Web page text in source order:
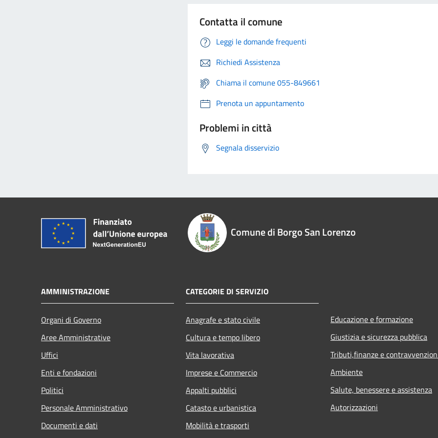
Contatta il comune
Leggi le domande frequenti
Richiedi Assistenza
Chiama il comune 055-849661
Prenota un appuntamento
Problemi in città
Segnala disservizio
Comune di Borgo San Lorenzo
AMMINISTRAZIONE
Organi di Governo
Aree Amministrative
Uffici
Enti e fondazioni
Politici
Personale Amministrativo
Documenti e dati
CATEGORIE DI SERVIZIO
Anagrafe e stato civile
Cultura e tempo libero
Vita lavorativa
Imprese e Commercio
Appalti pubblici
Catasto e urbanistica
Mobilità e trasporti
Educazione e formazione
Giustizia e sicurezza pubblica
Tributi,finanze e
Ambiente
Salute, benessere e assistenza
Autorizzazioni